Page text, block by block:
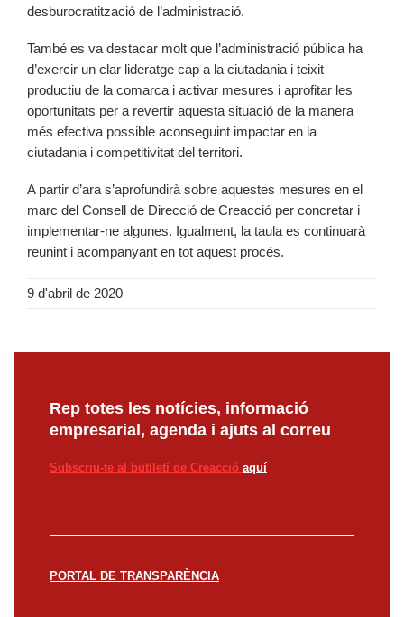
desburocratització de l’administració.
També es va destacar molt que l’administració pública ha
d’exercir un clar lideratge cap a la ciutadania i teixit
productiu de la comarca i activar mesures i aprofitar les
oportunitats per a revertir aquesta situació de la manera
més efectiva possible aconseguint impactar en la
ciutadania i competitivitat del territori.
A partir d’ara s’aprofundirà sobre aquestes mesures en el
marc del Consell de Direcció de Creacció per concretar i
implementar-ne algunes. Igualment, la taula es continuarà
reunint i acompanyant en tot aquest procés.
9 d'abril de 2020
Rep totes les notícies, informació
empresarial, agenda i ajuts al correu
Subscriu-te al butlletí de Creacció aquí
PORTAL DE TRANSPARÈNCIA